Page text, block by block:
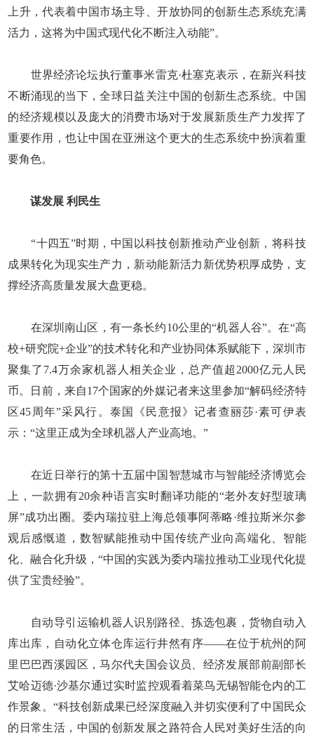
上升，代表着中国市场主导、开放协同的创新生态系统充满
活力，这将为中国式现代化不断注入动能”。
世界经济论坛执行董事米雷克·杜塞克表示，在新兴科技
不断涌现的当下，全球日益关注中国的创新生态系统。中国
的经济规模以及庞大的消费市场对于发展新质生产力发挥了
重要作用，也让中国在亚洲这个更大的生态系统中扮演着重
要角色。
谋发展 利民生
“十四五”时期，中国以科技创新推动产业创新，将科技
成果转化为现实生产力，新动能新活力新优势积厚成势，支
撑经济高质量发展大盘更稳。
在深圳南山区，有一条长约10公里的“机器人谷”。在“高
校+研究院+企业”的技术转化和产业协同体系赋能下，深圳市
聚集了7.4万余家机器人相关企业，总产值超2000亿元人民
币。日前，来自17个国家的外媒记者来这里参加“解码经济特
区45周年”采风行。泰国《民意报》记者查丽莎·素可伊表
示：“这里正成为全球机器人产业高地。”
在近日举行的第十五届中国智慧城市与智能经济博览会
上，一款拥有20余种语言实时翻译功能的“老外友好型玻璃
屏”成功出圈。委内瑞拉驻上海总领事阿蒂略·维拉斯米尔参
观后感慨道，数智赋能推动中国传统产业向高端化、智能
化、融合化升级，“中国的实践为委内瑞拉推动工业现代化提
供了宝贵经验”。
自动导引运输机器人识别路径、拣选包裹，货物自动入
库出库，自动化立体仓库运行井然有序——在位于杭州的阿
里巴巴西溪园区，马尔代夫国会议员、经济发展部前副部长
艾哈迈德·沙基尔通过实时监控观看着菜鸟无锡智能仓内的工
作景象。“科技创新成果已经深度融入并切实便利了中国民众
的日常生活，中国的创新发展之路符合人民对美好生活的向